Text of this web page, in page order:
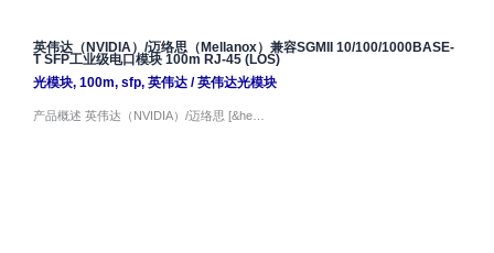
英伟达（NVIDIA）/迈络思（Mellanox）兼容SGMII 10/100/1000BASE-
T SFP工业级电口模块 100m RJ-45 (LOS)
光模块, 100m, sfp, 英伟达/英伟达光模块
产品概述 英伟达（NVIDIA）/迈络思 [&he…